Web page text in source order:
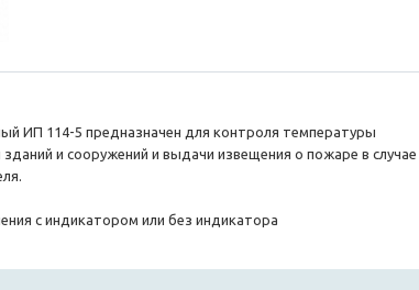
ИП 114-5 предназначен для контроля температуры
и сооружений и выдачи извещения о пожаре в случае
с индикатором или без индикатора